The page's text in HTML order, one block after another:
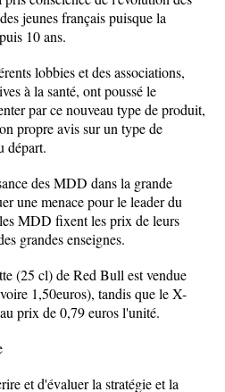
jeunes français puisque la
10 ans.
lobbies et des associations,
à la santé, ont poussé le
par ce nouveau type de produit,
propre avis sur un type de
départ.
des MDD dans la grande
une menace pour le leader du
MDD fixent les prix de leurs
grandes enseignes.
(25 cl) de Red Bull est vendue
1,50euros), tandis que le X-
prix de 0,79 euros l'unité.
et d'évaluer la stratégie et la